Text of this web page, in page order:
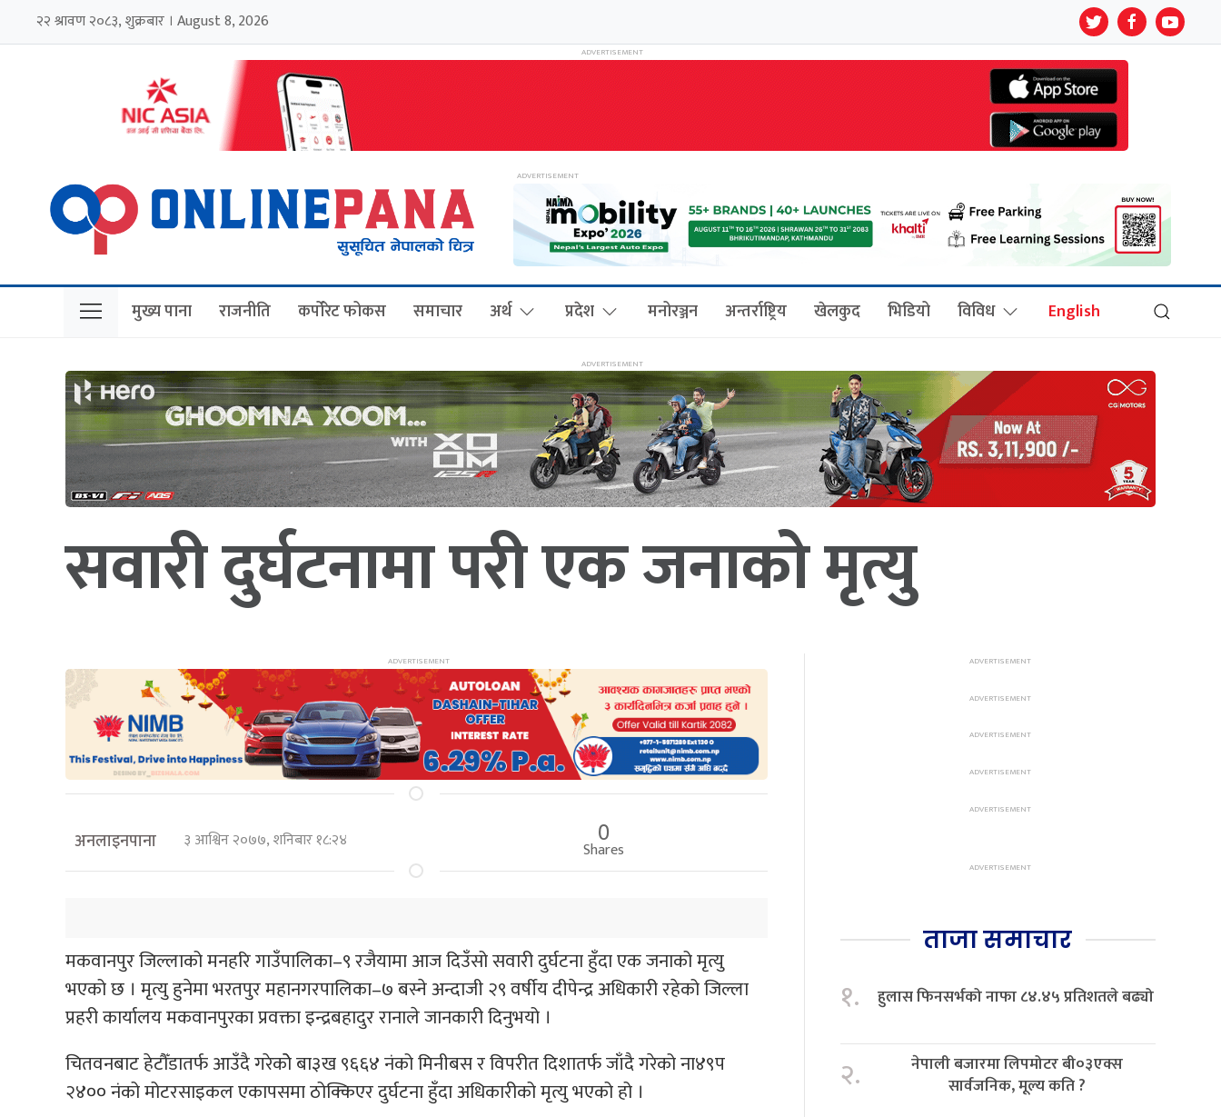
२२ श्रावण २०८३, शुक्रबार । August 8, 2026
मुख्य पाना राजनीति कर्पोरेट फोकस समाचार अर्थ प्रदेश मनोरञ्जन अन्तर्राष्ट्रिय खेलकुद भिडियो विविध English
सवारी दुर्घटनामा परी एक जनाको मृत्यु
अनलाइनपाना ३ आश्विन २०७७, शनिबार १८:२४ 0
Shares
मकवानपुर जिल्लाको मनहरि गाउँपालिका–९ रजैयामा आज दिउँसो सवारी दुर्घटना हुँदा एक जनाको मृत्यु
भएको छ । मृत्यु हुनेमा भरतपुर महानगरपालिका–७ बस्ने अन्दाजी २९ वर्षीय दीपेन्द्र अधिकारी रहेको जिल्ला
प्रहरी कार्यालय मकवानपुरका प्रवक्ता इन्द्रबहादुर रानाले जानकारी दिनुभयो ।
चितवनबाट हेटौँडातर्फ आउँदै गरेकोे बा३ख ९६६४ नंको मिनीबस र विपरीत दिशातर्फ जाँदै गरेको ना४९प
२४०० नंको मोटरसाइकल एकापसमा ठोक्किएर दुर्घटना हुँदा अधिकारीको मृत्यु भएको हो ।
ताजा समाचार
१. हुलास फिनसर्भको नाफा ८४.४५ प्रतिशतले बढ्यो
२.
नेपाली बजारमा लिपमोटर बी०३एक्स
सार्वजनिक, मूल्य कति ?